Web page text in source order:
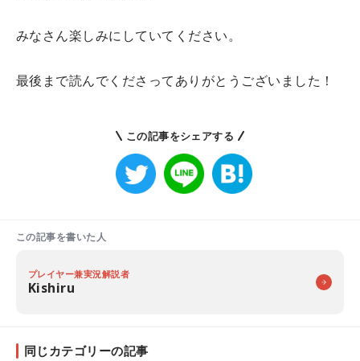
みなさん楽しみにしていてください。
最後まで読んでくださってありがとうございました！
この記事をシェアする
この記事を書いた人
プレイヤー兼実況解説者
Kishiru
同じカテゴリーの記事